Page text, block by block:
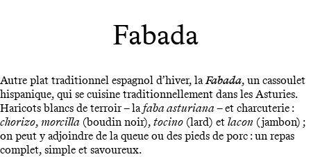
Fabada
Autre plat traditionnel espagnol d’hiver, la Fabada, un cassoulet
hispanique, qui se cuisine traditionnellement dans les Asturies.
Haricots blancs de terroir – la faba asturiana– et charcuterie :
chorizo, morcilla (boudin noir), tocino (lard) et lacon (jambon) ;
on peut y adjoindre de la queue ou des pieds de porc : un repas
complet, simple et savoureux.